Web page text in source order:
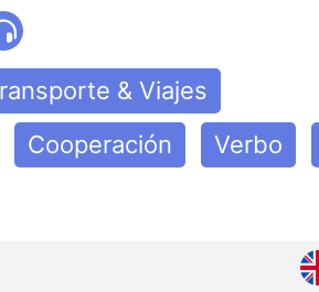
& Viajes
Cooperación Verbo